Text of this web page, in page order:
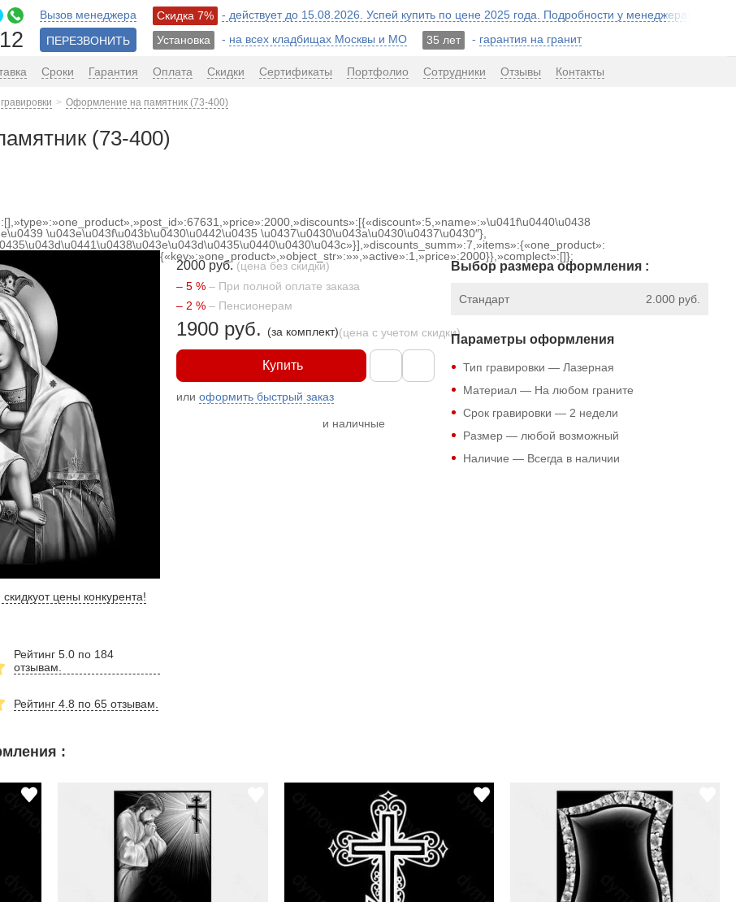
Вызов менеджера
ПЕРЕЗВОНИТЬ
Скидка 7%
- действует до 15.08.2026. Успей купить по цене 2025 года. Подробности у менеджера!
Установка
- на всех кладбищах Москвы и МО 35 лет - гарантия на гранит
Сроки Гарантия Оплата Скидки Сертификаты Портфолио Сотрудники Отзывы Контакты
Оформление на памятник (73-400)
(73-400)
\u043e\u043f\u043b\u0430\u0442\u0435 \u0437\u0430\u043a\u0430\u0437\u0430″},
{«key»:»one_product»,»object_str»:»»,»active»:1,»price»:2000}},»complect»:[]};
от цены конкурента!
Рейтинг 5.0 по 184
отзывам.
Рейтинг 4.8 по 65 отзывам.
2000 руб. (цена без скидки)
– 5 % – При полной оплате заказа
– 2 % – Пенсионерам
1900 руб. (за комплект)(цена с учетом скидки)
Купить
илиоформить быстрый заказ
и наличные
Выбор размера оформления :
2.000 руб.
Стандарт
Параметры оформления
Тип гравировки — Лазерная
Материал — На любом граните
Срок гравировки — 2 недели
Размер — любой возможный
Наличие — Всегда в наличии
: